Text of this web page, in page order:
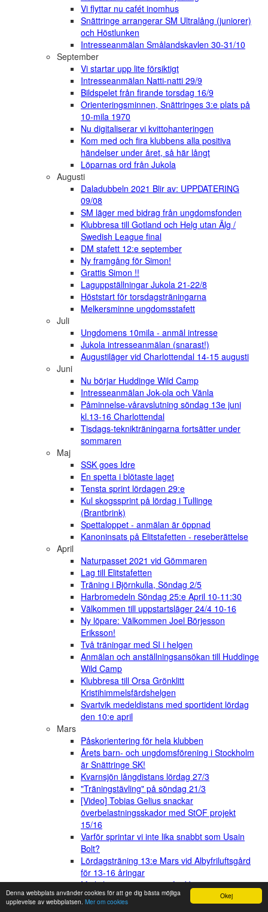
Okej
Denna webbplats använder cookies för att ge dig bästa möjliga
upplevelse av webbplatsen. Mer om cookies
Vi flyttar nu cafét inomhus
Snättringe arrangerar SM Ultralång (juniorer)
och Höstlunken
Intresseanmälan Smålandskavlen 30-31/10
September
Vi startar upp lite försiktigt
Intresseanmälan Natti-natti 29/9
Bildspelet från firande torsdag 16/9
Orienteringsminnen, Snättringes 3:e plats på
10-mila 1970
Nu digitaliserar vi kvittohanteringen
Kom med och fira klubbens alla positiva
händelser under året, så här långt
Löparnas ord från Jukola
Augusti
Daladubbeln 2021 Blir av: UPPDATERING
09/08
SM läger med bidrag från ungdomsfonden
Klubbresa till Gotland och Helg utan Älg /
Swedish League final
DM stafett 12:e september
Ny framgång för Simon!
Grattis Simon !!
Laguppställningar Jukola 21-22/8
Höststart för torsdagsträningarna
Melkersminne ungdomsstafett
Juli
Ungdomens 10mila - anmäl intresse
Jukola intresseanmälan (snarast!)
Augustiläger vid Charlottendal 14-15 augusti
Juni
Nu börjar Huddinge Wild Camp
Intresseanmälan Jok-ola och Vänla
Påminnelse-våravslutning söndag 13e juni
kl.13-16 Charlottendal
Tisdags-teknikträningarna fortsätter under
sommaren
Maj
SSK goes Idre
En spetta i blötaste laget
Tensta sprint lördagen 29:e
Kul skogssprint på lördag i Tullinge
(Brantbrink)
Spettaloppet - anmälan är öppnad
Kanoninsats på Elitstafetten - reseberättelse
April
Naturpasset 2021 vid Gömmaren
Lag till Elitstafetten
Träning i Björnkulla, Söndag 2/5
Harbromedeln Söndag 25:e April 10-11:30
Välkommen till uppstartsläger 24/4 10-16
Ny löpare: Välkommen Joel Börjesson
Eriksson!
Två träningar med SI i helgen
Anmälan och anställningsansökan till Huddinge
Wild Camp
Klubbresa till Orsa Grönklitt
Kristihimmelsfärdshelgen
Svartvik medeldistans med sportident lördag
den 10:e april
Mars
Påskorientering för hela klubben
Årets barn- och ungdomsförening i Stockholm
är Snättringe SK!
Kvarnsjön långdistans lördag 27/3
"Träningstävling" på söndag 21/3
[Video] Tobias Gelius snackar
överbelastningsskador med StOF projekt
15/16
Varför sprintar vi inte lika snabbt som Usain
Bolt?
Lördagsträning 13:e Mars vid Albyfriluftsgård
för 13-16 åringar
Möjlighet att träna även för Vuxenmotion
Februari